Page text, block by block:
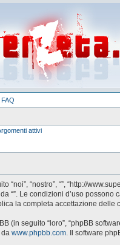
FAQ
attivi
“noi”, “nostro”, “”, “http://
“”. Le condizioni d’uso
la completa accettazione delle
(in seguito “loro”, “phpBB
www.phpbb.com . Il software